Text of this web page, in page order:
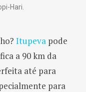
Hari.
Itupeva pode
a 90 km da
até para
para